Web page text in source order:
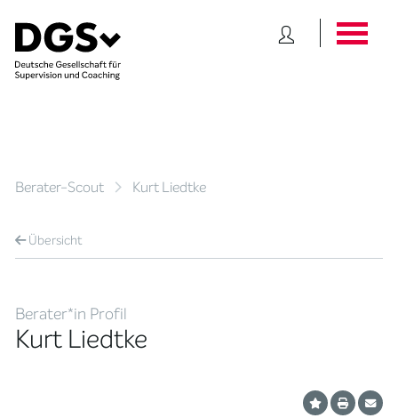
Berater-Scout Kurt Liedtke
Übersicht
Berater*in Profil
Kurt Liedtke